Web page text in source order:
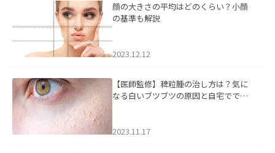
顔の大きさの平均はどのくらい？小顔
の基準も解説
2023.12.12
【医師監修】稗粒腫の治し方は？気に
なる白いブツブツの原因と自宅ででき
2023.11.17